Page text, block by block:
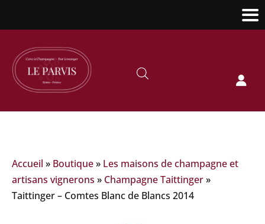

Accueil » Boutique» Les maisons de champagne et
artisans vignerons » Champagne Taittinger»
Taittinger – Comtes Blanc de Blancs 2014